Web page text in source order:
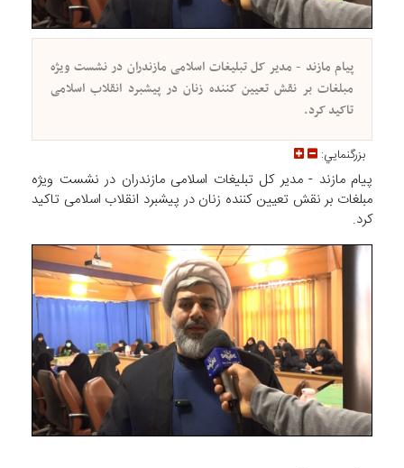
پیام مازند - مدیر کل تبلیغات اسلامی مازندران در نشست ویژه
مبلغات بر نقش تعیین کننده زنان در پیشبرد انقلاب اسلامی
تاکید کرد.
بزرگنمايي:
پیام مازند - مدیر کل تبلیغات اسلامی مازندران در نشست ویژه
مبلغات بر نقش تعیین کننده زنان در پیشبرد انقلاب اسلامی تاکید
کرد.